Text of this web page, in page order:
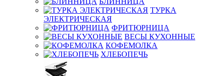
ТУРКА
ЭЛЕКТРИЧЕСКАЯ
ФРИТЮРНИЦА
ВЕСЫ КУХОННЫЕ
КОФЕМОЛКА
ХЛЕБОПЕЧЬ